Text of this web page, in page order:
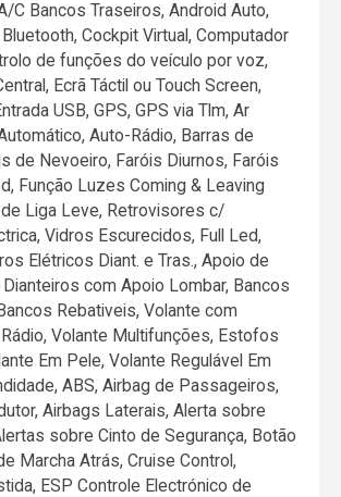
C Bancos Traseiros, Android Auto,
Cockpit Virtual, Computador
de funções do veículo por voz,
Ecrã Táctil ou Touch Screen,
USB, GPS, GPS via Tlm, Ar
Auto-Rádio, Barras de
de Nevoeiro, Faróis Diurnos, Faróis
Função Luzes Coming & Leaving
Liga Leve, Retrovisores c/
Vidros Escurecidos, Full Led,
Elétricos Diant. e Tras., Apoio de
com Apoio Lombar, Bancos
Rebativeis, Volante com
Volante Multifunções, Estofos
Em Pele, Volante Regulável Em
ABS, Airbag de Passageiros,
Airbags Laterais, Alerta sobre
sobre Cinto de Segurança, Botão
Marcha Atrás, Cruise Control,
ESP Controle Electrónico de